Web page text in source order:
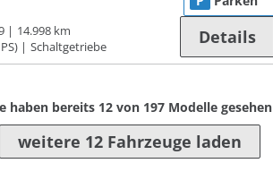
14.998 km
Schaltgetriebe Details
haben bereits 12von 197Modelle gesehen
weitere 12 Fahrzeuge laden